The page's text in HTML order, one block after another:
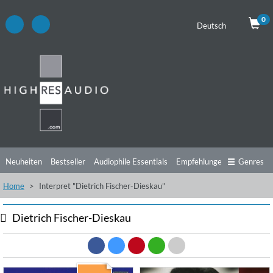
Deutsch
0
Neuheiten Bestseller Audiophile Essentials Empfehlungen
Hörtipps Top Alben Angebote Preorder
Videos
Genres
Home Interpret "Dietrich Fischer-Dieskau"
Dietrich Fischer-Dieskau